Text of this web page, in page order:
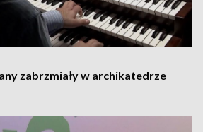
zabrzmiały w archikatedrze